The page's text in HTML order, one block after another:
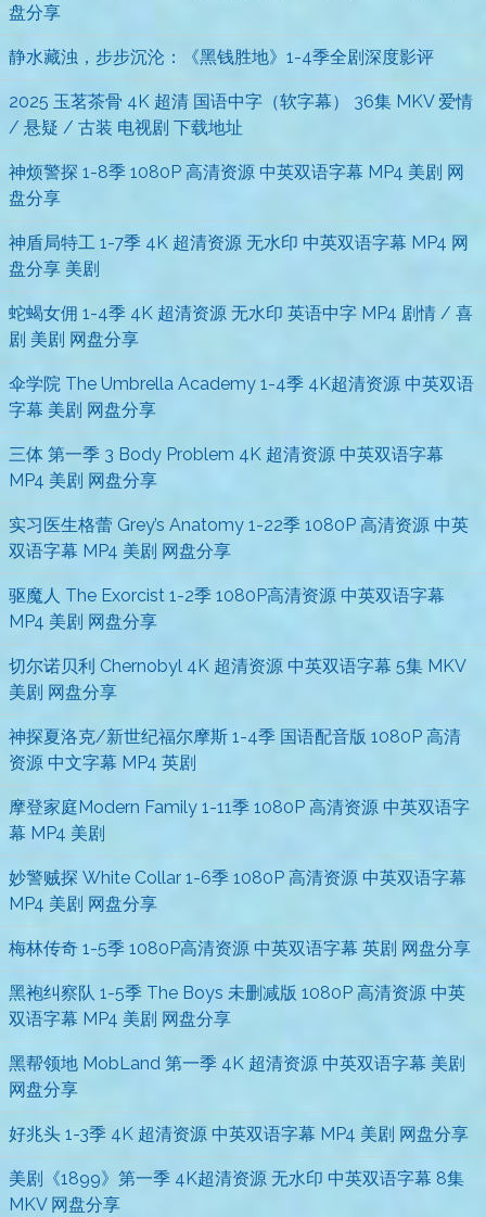
盘分享
静水藏浊，步步沉沦：《黑钱胜地》1-4季全剧深度影评
2025 玉茗茶骨 4K 超清 国语中字（软字幕） 36集 MKV 爱情
/ 悬疑 / 古装 电视剧 下载地址
神烦警探 1-8季 1080P 高清资源 中英双语字幕 MP4 美剧 网
盘分享
神盾局特工 1-7季 4K 超清资源 无水印 中英双语字幕 MP4 网
盘分享 美剧
蛇蝎女佣 1-4季 4K 超清资源 无水印 英语中字 MP4 剧情 / 喜
剧 美剧 网盘分享
伞学院 The Umbrella Academy 1-4季 4K超清资源 中英双语
字幕 美剧 网盘分享
三体 第一季 3 Body Problem 4K 超清资源 中英双语字幕
MP4 美剧 网盘分享
实习医生格蕾 Grey’s Anatomy 1-22季 1080P 高清资源 中英
双语字幕 MP4 美剧 网盘分享
驱魔人 The Exorcist 1-2季 1080P高清资源 中英双语字幕
MP4 美剧 网盘分享
切尔诺贝利 Chernobyl 4K 超清资源 中英双语字幕 5集 MKV
美剧 网盘分享
神探夏洛克/新世纪福尔摩斯 1-4季 国语配音版 1080P 高清
资源 中文字幕 MP4 英剧
摩登家庭Modern Family 1-11季 1080P 高清资源 中英双语字
幕 MP4 美剧
妙警贼探 White Collar 1-6季 1080P 高清资源 中英双语字幕
MP4 美剧 网盘分享
梅林传奇 1-5季 1080P高清资源 中英双语字幕 英剧 网盘分享
黑袍纠察队 1-5季 The Boys 未删减版 1080P 高清资源 中英
双语字幕 MP4 美剧 网盘分享
黑帮领地 MobLand 第一季 4K 超清资源 中英双语字幕 美剧
网盘分享
好兆头 1-3季 4K 超清资源 中英双语字幕 MP4 美剧 网盘分享
美剧《1899》第一季 4K超清资源 无水印 中英双语字幕 8集
MKV 网盘分享